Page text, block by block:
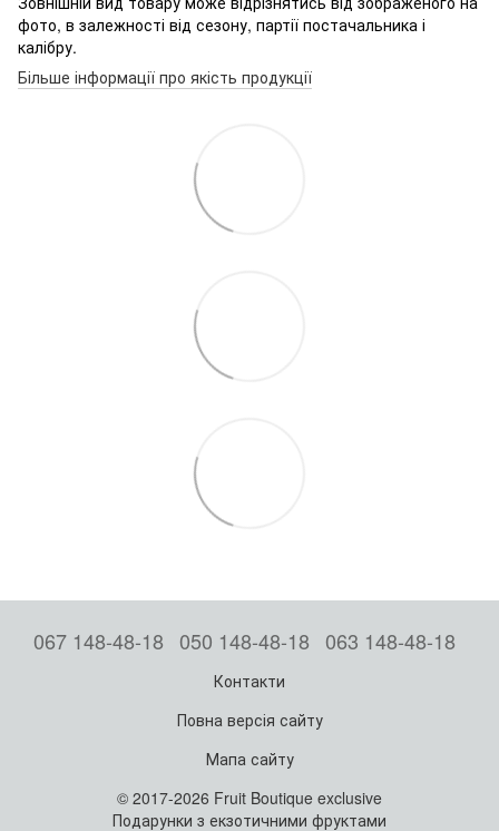
фото, в залежності від сезону, партії постачальника і
калібру.
Більше інформації про якість продукції
067 148-48-18 050 148-48-18 063 148-48-18
Контакти
Повна версія сайту
Мапа сайту
© 2017-2026 Fruit Boutique exclusive
Подарунки з екзотичними фруктами